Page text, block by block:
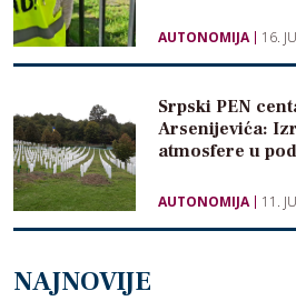
AUTONOMIJA 16.
Srpski PEN
Arsenijevića:
atmosfere u
AUTONOMIJA 11.
NAJNOVIJE